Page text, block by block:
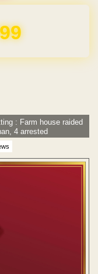
for 1 Year
: Farm house raided
4 arrested